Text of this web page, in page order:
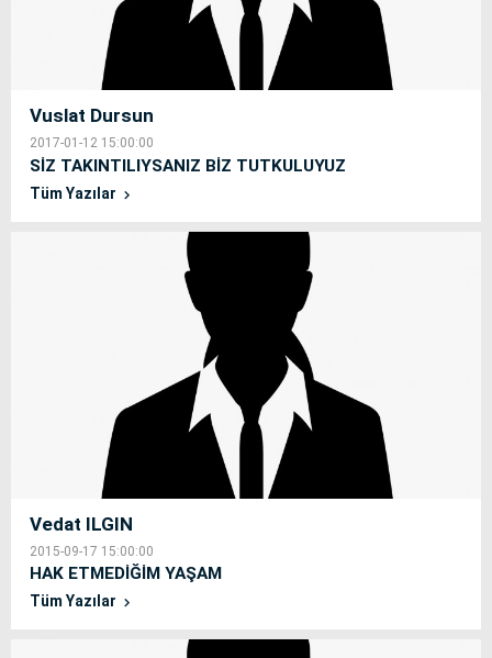
Vuslat Dursun
2017-01-12 15:00:00
SİZ TAKINTILIYSANIZ BİZ TUTKULUYUZ
Tüm Yazılar
Vedat ILGIN
2015-09-17 15:00:00
HAK ETMEDİĞİM YAŞAM
Tüm Yazılar